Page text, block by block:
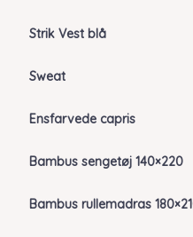
Strik Vest blå
Sweat
Ensfarvede capris
Bambus sengetøj 140×220
Bambus rullemadras